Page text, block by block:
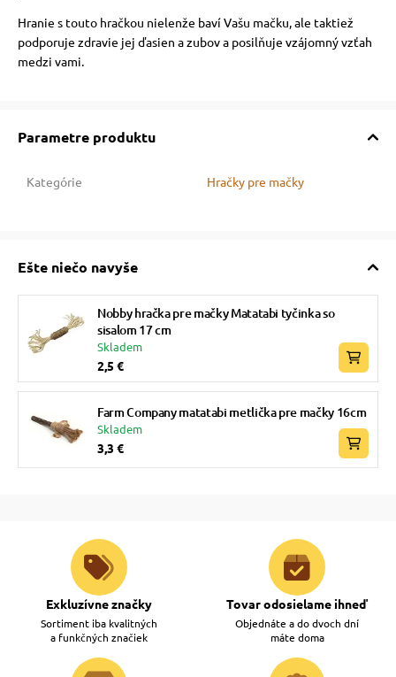
Hranie s touto hračkou nielenže baví Vašu mačku, ale taktiež
podporuje zdravie jej ďasien a zubov a posilňuje vzájomný vzťah
medzi vami.
Parametre produktu
Kategórie Hračky pre mačky
Ešte niečo navyše
Nobby hračka pre mačky Matatabi tyčinka so
sisalom 17 cm
Skladem
2,5 €
Farm Company matatabi metlička pre mačky 16cm
Skladem
3,3 €
Exkluzívne značky
Sortiment iba kvalitných
a funkčných značiek
Tovar odosielame ihneď
Objednáte a do dvoch dní
máte doma